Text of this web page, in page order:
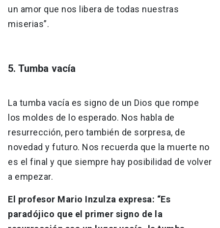
un amor que nos libera de todas nuestras
miserias”.
5. Tumba vacía
La tumba vacía es signo de un Dios que rompe
los moldes de lo esperado. Nos habla de
resurrección, pero también de sorpresa, de
novedad y futuro. Nos recuerda que la muerte no
es el final y que siempre hay posibilidad de volver
a empezar.
El profesor Mario Inzulza expresa: “Es
paradójico que el primer signo de la